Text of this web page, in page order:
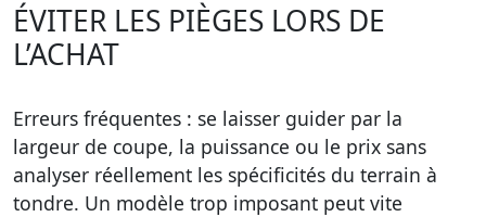
ÉVITER LES PIÈGES LORS DE
L’ACHAT
Erreurs fréquentes : se laisser guider par la
largeur de coupe, la puissance ou le prix sans
analyser réellement les spécificités du terrain à
tondre. Un modèle trop imposant peut vite